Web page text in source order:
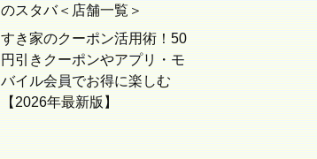
のスタバ＜店舗一覧＞
すき家のクーポン活用術！50
円引きクーポンやアプリ・モ
バイル会員でお得に楽しむ
【2026年最新版】